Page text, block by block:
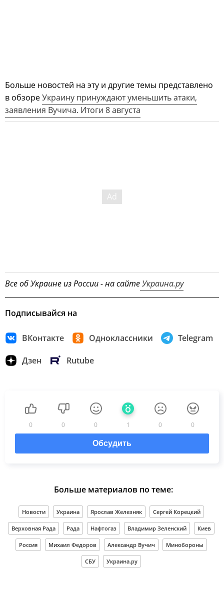
Больше новостей на эту и другие темы представлено
в обзореУкраину принуждают уменьшить атаки,
заявления Вучича. Итоги 8 августа
Все об Украине из России - на сайтеУкраина.ру
Подписывайся на
ВКонтакте Одноклассники Telegram
Дзен Rutube
0 0 0 1 0 0
Обсудить
Больше материалов по теме:
Новости Украина Ярослав Железняк Сергей Корецкий
Верховная Рада Рада Нафтогаз Владимир Зеленский Киев
Россия Михаил Федоров Александр Вучич Минобороны
СБУ Украина.ру